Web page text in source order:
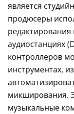
является
продюсеры
аудиостанциях
контроллеров
инструментах,
микширования.
музыкальные